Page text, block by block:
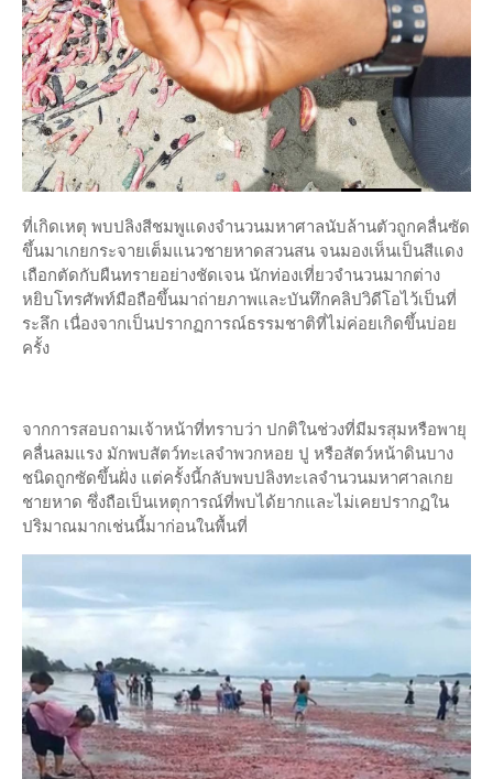
ที่เกิดเหตุ พบปลิงสีชมพูแดงจำนวนมหาศาลนับล้านตัวถูกคลื่นซัด
ขึ้นมาเกยกระจายเต็มแนวชายหาดสวนสน จนมองเห็นเป็นสีแดง
เถือกตัดกับผืนทรายอย่างชัดเจน นักท่องเที่ยวจำนวนมากต่าง
หยิบโทรศัพท์มือถือขึ้นมาถ่ายภาพและบันทึกคลิปวิดีโอไว้เป็นที่
ระลึก เนื่องจากเป็นปรากฏการณ์ธรรมชาติที่ไม่ค่อยเกิดขึ้นบ่อย
ครั้ง
จากการสอบถามเจ้าหน้าที่ทราบว่า ปกติในช่วงที่มีมรสุมหรือพายุ
คลื่นลมแรง มักพบสัตว์ทะเลจำพวกหอย ปู หรือสัตว์หน้าดินบาง
ชนิดถูกซัดขึ้นฝั่ง แต่ครั้งนี้กลับพบปลิงทะเลจำนวนมหาศาลเกย
ชายหาด ซึ่งถือเป็นเหตุการณ์ที่พบได้ยากและไม่เคยปรากฏใน
ปริมาณมากเช่นนี้มาก่อนในพื้นที่